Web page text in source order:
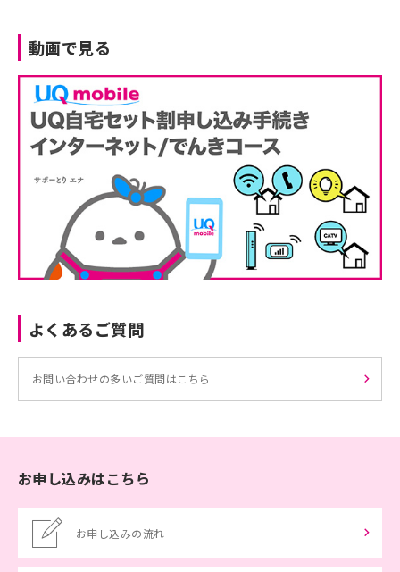
動画で見る
よくあるご質問
お問い合わせの多いご質問はこちら
お申し込みはこちら
お申し込みの流れ